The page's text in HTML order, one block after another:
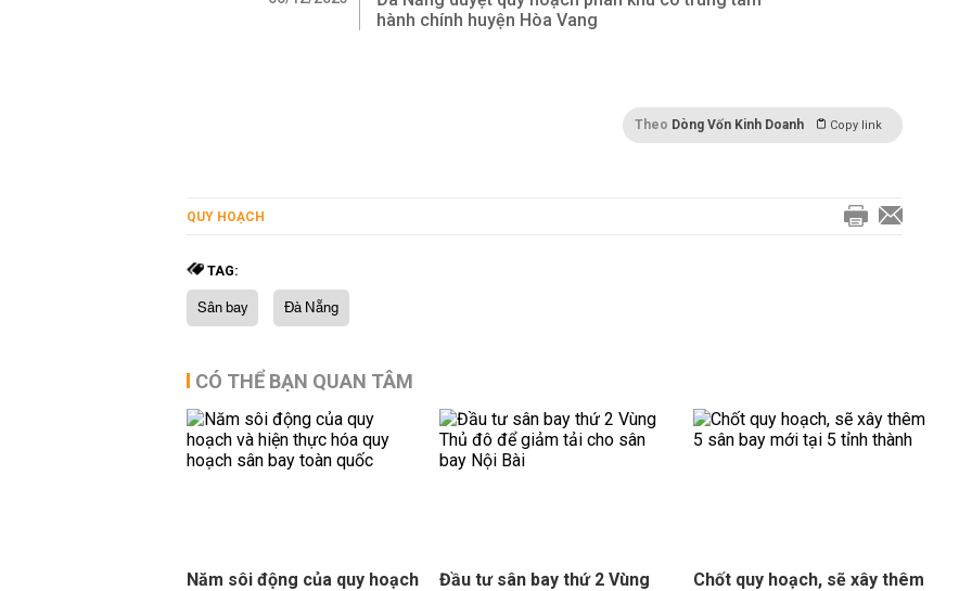
hành chính huyện Hòa Vang
Theo Dòng Vốn Kinh Doanh Copy link
QUY HOẠCH
TAG:
Sân bay Đà Nẵng
CÓ THỂ BẠN QUAN TÂM
Năm sôi động của quy hoạch
Đầu tư sân bay thứ 2 Vùng
Chốt quy hoạch, sẽ xây thêm